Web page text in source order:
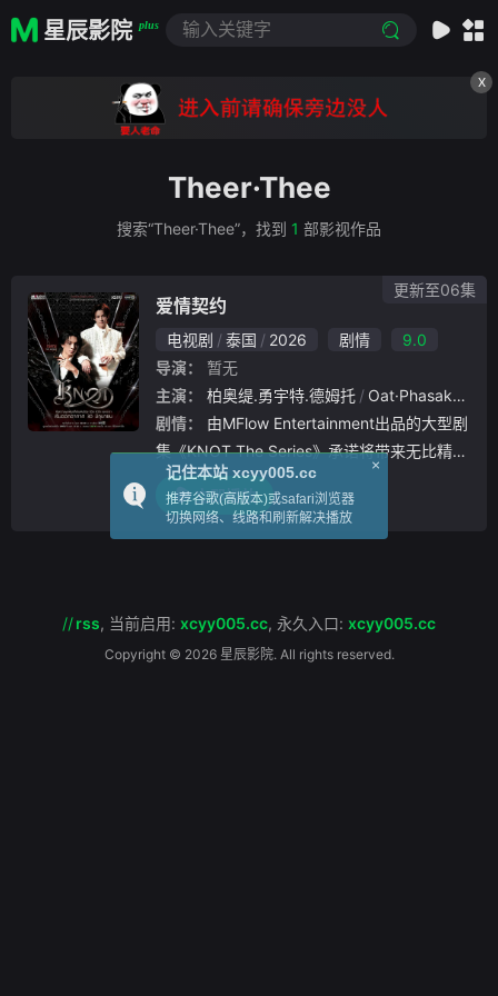
星辰影院 plus
X
Theer·Thee
搜索“Theer·Thee”，找到 1 部影视作品
爱情契约
电视剧 泰国 2026 剧情
9.0
导演：
暂无
主演：
柏奥缇.勇宇特.德姆托
Oat·Phasakorn·Sararatana
剧情：
集《KNOT The Series》承诺将带来无比精彩
刺激的剧情。该剧已向媒体开放拍摄，展示了
由荧幕情侣“ Boat”（Yongyuth Termt
立即播放
更新至06集
//rss, 当前启用: xcyy005.cc, 永久入口: xcyy005.cc
Copyright © 2026 星辰影院. All rights reserved.
×
记住本站 xcyy005.cc
推荐谷歌(高版本)或safari浏览器
切换网络、线路和刷新解决播放